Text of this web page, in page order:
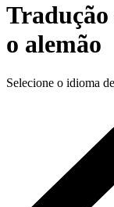
o alemão
Selecione o idioma